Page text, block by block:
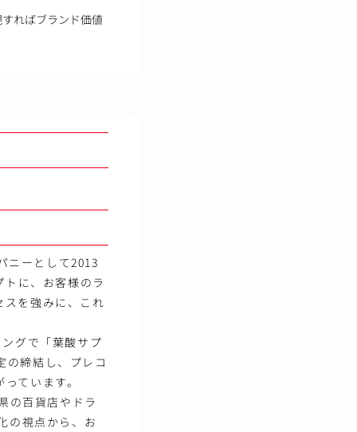
ればブランド価値
ニーとして2013
に、お客様のラ
を強みに、これ
グで「葉酸サプ
の締結し、プレコ
ています。
の百貨店やドラ
の視点から、お